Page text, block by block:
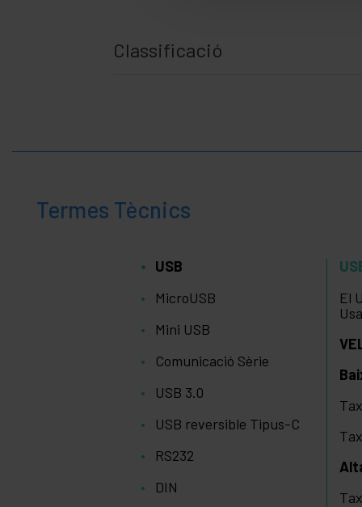
Classificació
Termes Tècnics
USB
MicroUSB
Mini USB
Comunicació Sèrie
USB 3.0
USB reversible Tipus-C
RS232
DIN
El